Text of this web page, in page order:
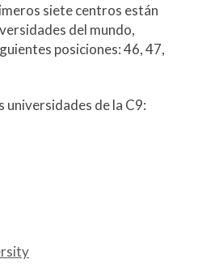
siete centros están
del mundo,
posiciones: 46, 47,
universidades de la C9: